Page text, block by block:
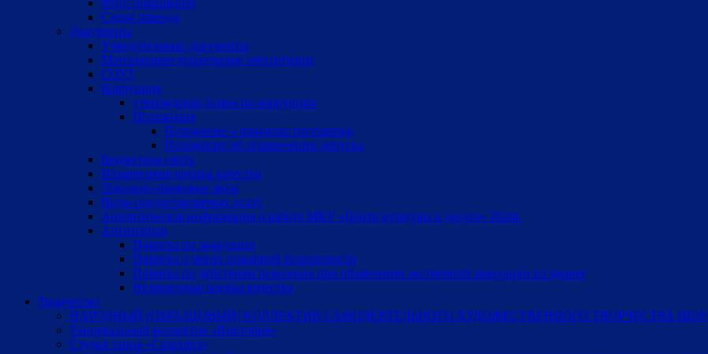
Схема проезда
Документы
Учредительные документы
Материально-техническое обеспечение
СОУТ
Коррупция
утверждение плана по коррупции
Положения
Положение о правилах посещения
Положение об ограничении допуска
Бюджетная смета
Независимая оценка качества
Локально-правовые акты
Виды предоставляемых услуг
Аналитическая информация о работе МКУ «Центр культуры и досуга» 2024г.
Антитеррор
Памятка по эвакуации
Памятка о мерах пожарной безопасности
Памятка по действиям персонала при объявлении экстренной эвакуации из здания
Независимая оценка качества
Творчество
НАРОДНЫЙ (ОБРАЗЦОВЫЙ) КОЛЛЕКТИВ САМОДЕЯТЕЛЬНОГО ХУДОЖЕСТВЕННОГО ТВОРЧЕСТВА
Танцевальный коллектив «Виктория»
Студия танца «Сюрприз»